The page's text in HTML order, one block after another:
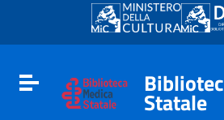
Go to content
Go to the navigation menu
Go to the footer
Toggle navigation
Statale